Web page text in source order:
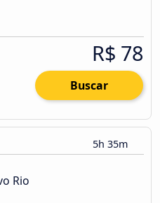
R$ 78
Buscar
5h 35m
Rio